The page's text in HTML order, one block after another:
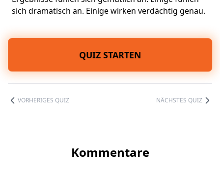
sich dramatisch an. Einige wirken verdächtig genau.
QUIZ STARTEN
VORHERIGES QUIZ NÄCHSTES QUIZ
Kommentare